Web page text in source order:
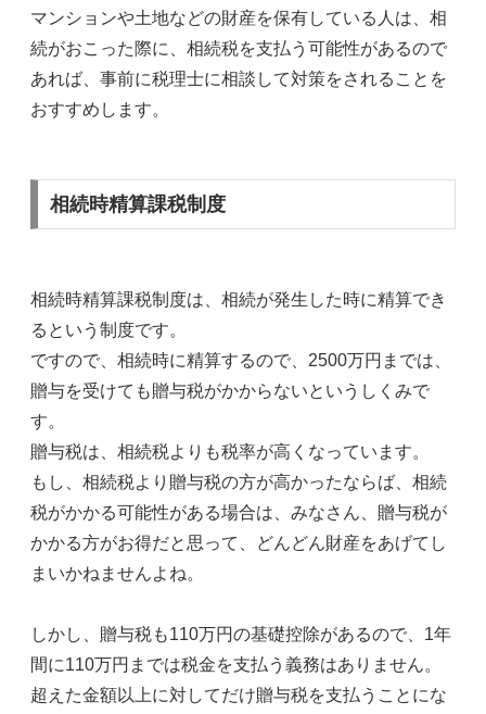
マンションや土地などの財産を保有している人は、相
続がおこった際に、相続税を支払う可能性があるので
あれば、事前に税理士に相談して対策をされることを
おすすめします。
相続時精算課税制度
相続時精算課税制度は、相続が発生した時に精算でき
るという制度です。
ですので、相続時に精算するので、2500万円までは、
贈与を受けても贈与税がかからないというしくみで
す。
贈与税は、相続税よりも税率が高くなっています。
もし、相続税より贈与税の方が高かったならば、相続
税がかかる可能性がある場合は、みなさん、贈与税が
かかる方がお得だと思って、どんどん財産をあげてし
まいかねませんよね。
しかし、贈与税も110万円の基礎控除があるので、1年
間に110万円までは税金を支払う義務はありません。
超えた金額以上に対してだけ贈与税を支払うことにな